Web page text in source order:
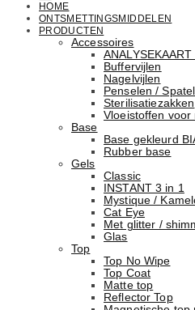
HOME
ONTSMETTINGSMIDDELEN
PRODUCTEN
Accessoires
Buffervijlen
Nagelvijlen
Penselen /
Sterilisatiezakken
Vloeistoffen voor
Base
Basе gekleurd
Rubber basе
Gels
Classic
INSTANT 3 in 1
Mystique /
Cat Eye
Met glitter /
Glas
Top
Top No Wipe
Top Coat
Matte top
Reflector Top